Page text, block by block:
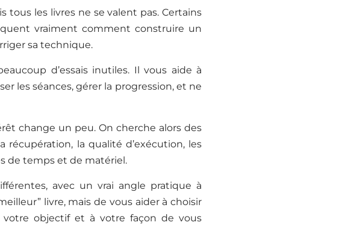
tous les livres ne se valent pas. Certains
vraiment comment construire un
sa technique.
d’essais inutiles. Il vous aide à
les séances, gérer la progression, et ne
change un peu. On cherche alors des
récupération, la qualité d’exécution, les
de temps et de matériel.
avec un vrai angle pratique à
livre, mais de vous aider à choisir
objectif et à votre façon de vous